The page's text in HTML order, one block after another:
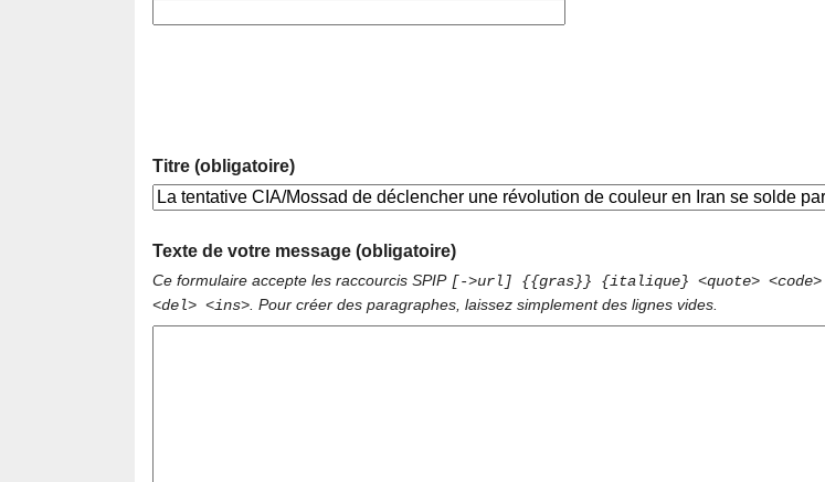
Titre (obligatoire)
Texte de votre message (obligatoire)
Ce formulaire accepte les raccourcis SPIP [->url] {{gras}} {italique} <quote> <code>
<del> <ins> . Pour créer des paragraphes, laissez simplement des lignes vides.